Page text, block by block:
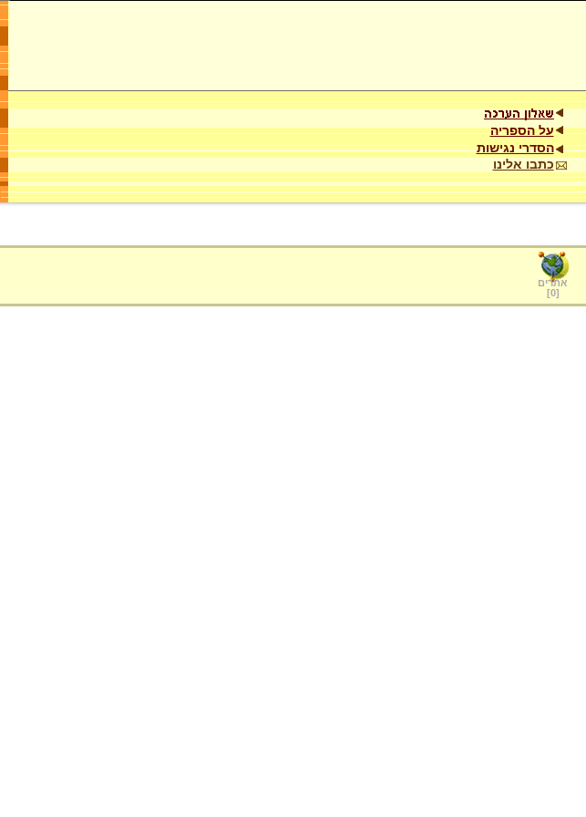
על הספריה
הסדרי נגישות
כתבו אלינו
אתרים
[
0
]